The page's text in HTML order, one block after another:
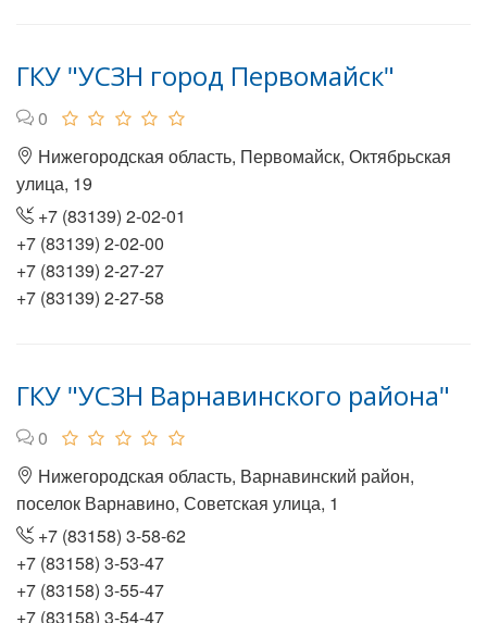
ГКУ "УСЗН город Первомайск"
0
Нижегородская область, Первомайск, Октябрьская
улица, 19
+7 (83139) 2-02-01
+7 (83139) 2-02-00
+7 (83139) 2-27-27
+7 (83139) 2-27-58
ГКУ "УСЗН Варнавинского района"
0
Нижегородская область, Варнавинский район,
поселок Варнавино, Советская улица, 1
+7 (83158) 3-58-62
+7 (83158) 3-53-47
+7 (83158) 3-55-47
+7 (83158) 3-54-47